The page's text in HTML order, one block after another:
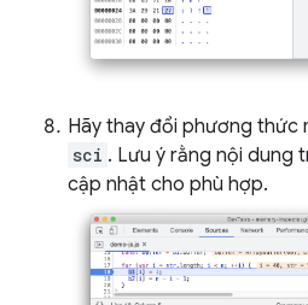
Hãy thay đổi phương thức
sci . Lưu ý rằng nội dung
cập nhật cho phù hợp.